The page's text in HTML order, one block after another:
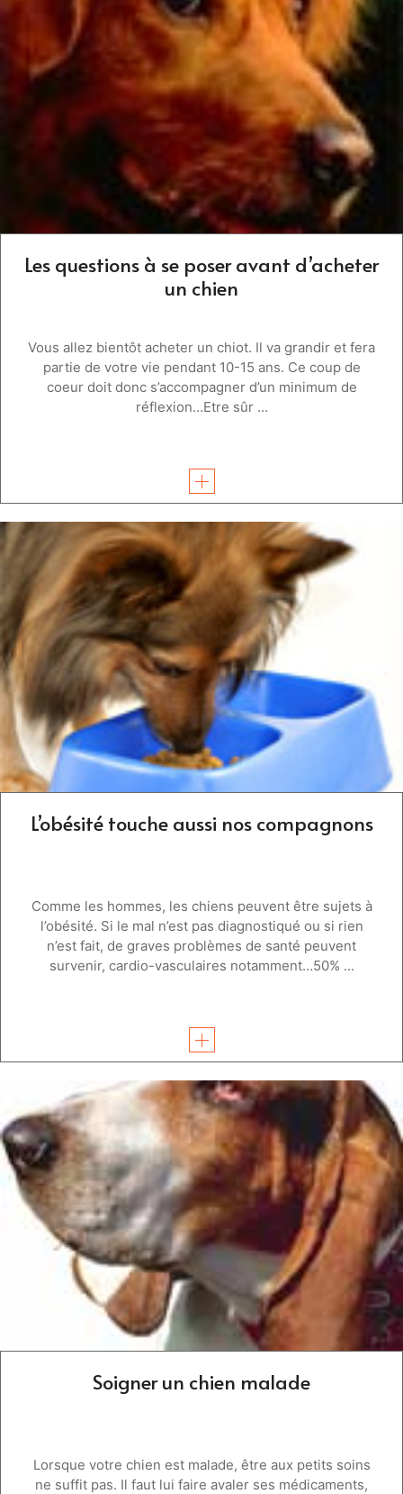
Les questions à se poser avant d’acheter
un chien
Vous allez bientôt acheter un chiot. Il va grandir et fera
partie de votre vie pendant 10-15 ans. Ce coup de
coeur doit donc s’accompagner d’un minimum de
réflexion…Etre sûr ...
L’obésité touche aussi nos compagnons
Comme les hommes, les chiens peuvent être sujets à
l’obésité. Si le mal n’est pas diagnostiqué ou si rien
n’est fait, de graves problèmes de santé peuvent
survenir, cardio-vasculaires notamment…50% ...
Soigner un chien malade
Lorsque votre chien est malade, être aux petits soins
ne suffit pas. Il faut lui faire avaler ses médicaments,